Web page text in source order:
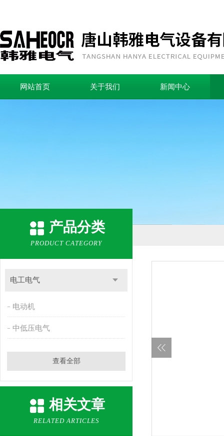
网站首页 关于我们 新闻中心
产品分类
PRODUCT CATEGORY
电工电气
电动机
中低压电气
查看全部
相关文章
RELATED ARTICLES